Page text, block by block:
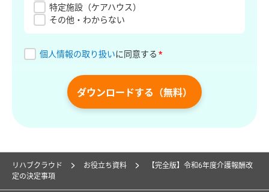
特定施設（ケアハウス）
その他・わからない
個人情報の取り扱いに同意する *
ダウンロードする（無料）
リハブクラウド お役立ち資料
【完全版】令和6年度介護報酬改
定の決定事項